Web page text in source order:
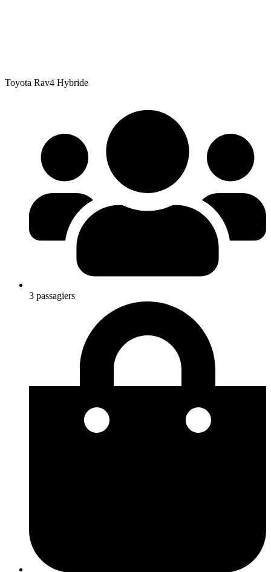
Toyota Rav4 Hybride
3 passagiers